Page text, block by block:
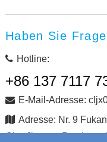
Haben Sie
Hotline:
+86 137 7117
E-Mail-Adresse:
Adresse: Nr. 9
City, Jiangsu Province,